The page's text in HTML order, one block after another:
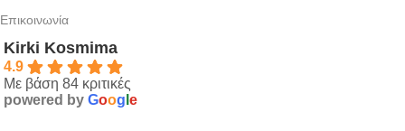
Επικοινωνία
Kirki Kosmima
4.9
Με βάση 84 κριτικές
powered by Goog e